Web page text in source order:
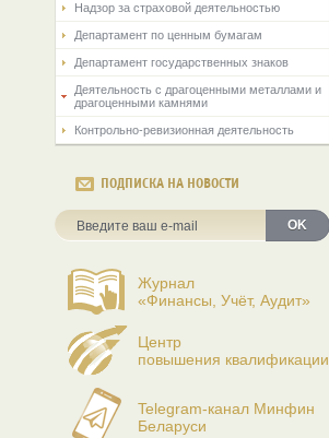
Надзор за страховой деятельностью
Департамент по ценным бумагам
Департамент государственных знаков
Деятельность с драгоценными металлами и
драгоценными камнями
Контрольно-ревизионная деятельность
ПОДПИСКА НА НОВОСТИ
OK
Журнал
«Финансы, Учёт, Аудит»
Центр
повышения квалификации
Telegram-канал Минфин
Беларуси